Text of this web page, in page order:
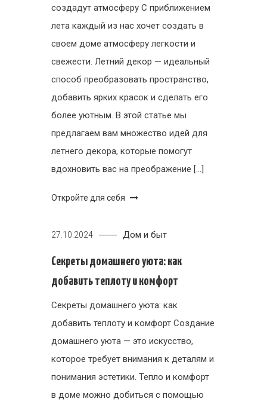
создадут атмосферу С приближением
лета каждый из нас хочет создать в
своем доме атмосферу легкости и
свежести. Летний декор — идеальный
способ преобразовать пространство,
добавить ярких красок и сделать его
более уютным. В этой статье мы
предлагаем вам множество идей для
летнего декора, которые помогут
вдохновить вас на преображение […]
Откройте для себя
27.10.2024 Дом и быт
Секреты домашнего уюта: как
добавить теплоту и комфорт
Секреты домашнего уюта: как
добавить теплоту и комфорт Создание
домашнего уюта — это искусство,
которое требует внимания к деталям и
понимания эстетики. Тепло и комфорт
в доме можно добиться с помощью